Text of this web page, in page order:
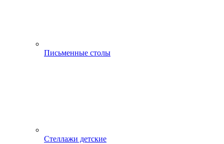
Письменные столы
Стеллажи детские